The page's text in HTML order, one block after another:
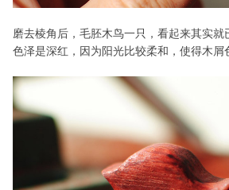
磨去棱角后，毛胚木鸟一只，看起来其实就
色泽是深红，因为阳光比较柔和，使得木屑